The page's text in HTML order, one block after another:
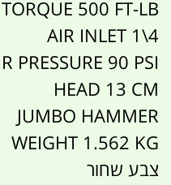
500 FT-LB
AIR INLET 1\4
PRESSURE 90 PSI
HEAD 13 CM
JUMBO HAMMER
WEIGHT 1.562 KG
צבע שחור